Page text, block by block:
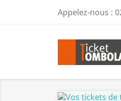
Appelez-nous :